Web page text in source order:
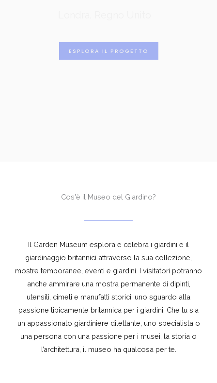
ESPLORA IL PROGETTO
Cos'è il Museo del Giardino?
Il Garden Museum esplora e celebra i giardini e il
giardinaggio britannici attraverso la sua collezione,
mostre temporanee, eventi e giardini. I visitatori potranno
anche ammirare una mostra permanente di dipinti,
utensili, cimeli e manufatti storici: uno sguardo alla
passione tipicamente britannica per i giardini. Che tu sia
un appassionato giardiniere dilettante, uno specialista o
una persona con una passione per i musei, la storia o
l’architettura, il museo ha qualcosa per te.